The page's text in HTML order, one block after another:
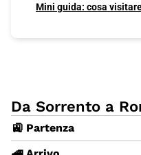
Mini guida: cosa
Da Sorrento a
🚉 Partenza